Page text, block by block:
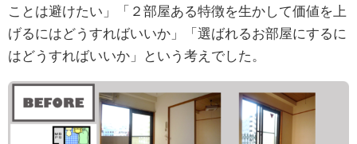
ことは避けたい」「２部屋ある特徴を生かして価値を上
げるにはどうすればいいか」「選ばれるお部屋にするに
はどうすればいいか」という考えでした。